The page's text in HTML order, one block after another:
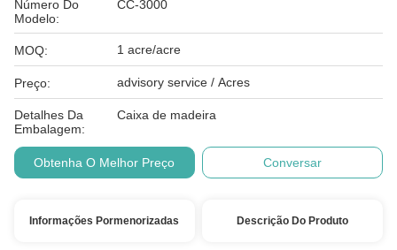
Número Do
Modelo:
CC-3000
MOQ: 1 acre/acre
Preço: advisory service / Acres
Detalhes Da
Embalagem:
Caixa de madeira
Obtenha O Melhor Preço Conversar
Informações Pormenorizadas Descrição Do Produto